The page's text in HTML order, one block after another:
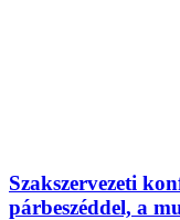
Szakszervezeti
párbeszéddel, a